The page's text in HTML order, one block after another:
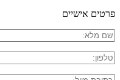
פרטים אישיים